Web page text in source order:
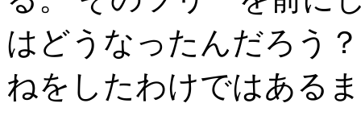
はどうなったんだろ
ねをしたわけではある